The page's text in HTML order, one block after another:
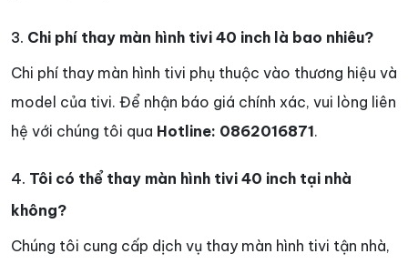
3. Chi phí thay màn hình tivi 40 inch là bao nhiêu?
Chi phí thay màn hình tivi phụ thuộc vào thương hiệu và
model của tivi. Để nhận báo giá chính xác, vui lòng liên
hệ với chúng tôi qua Hotline: 0862016871.
4. Tôi có thể thay màn hình tivi 40 inch tại nhà
không?
Chúng tôi cung cấp dịch vụ thay màn hình tivi tận nhà,